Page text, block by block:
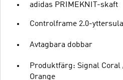
adidas PRIMEKNIT-skaft
Controlframe 2.0-
Avtagbara dobbar
Produktfärg: Signal Coral
Orange